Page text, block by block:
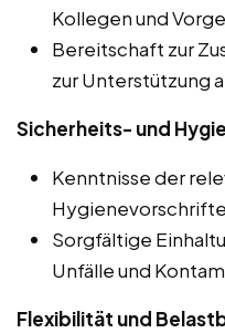
Kollegen und
Bereitschaft zur
zur Unterstützung
Sicherheits- und
Kenntnisse der
Sorgfältige
Unfälle und
Flexibilität und